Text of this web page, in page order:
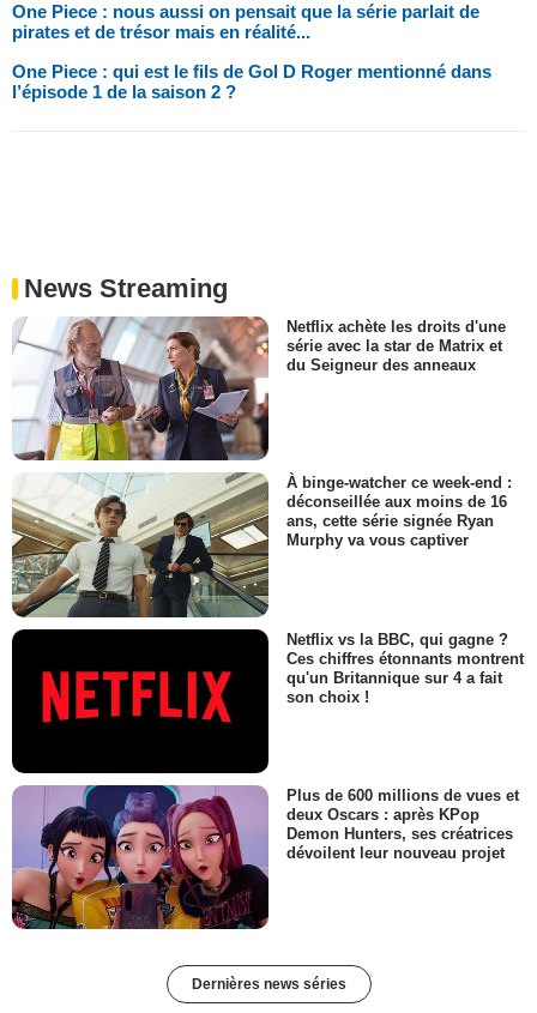
One Piece : nous aussi on pensait que la série parlait de
pirates et de trésor mais en réalité...
One Piece : qui est le fils de Gol D Roger mentionné dans
l’épisode 1 de la saison 2 ?
News Streaming
Netflix achète les droits d'une
série avec la star de Matrix et
du Seigneur des anneaux
À binge-watcher ce week-end :
déconseillée aux moins de 16
ans, cette série signée Ryan
Murphy va vous captiver
Netflix vs la BBC, qui gagne ?
Ces chiffres étonnants montrent
qu'un Britannique sur 4 a fait
son choix !
Plus de 600 millions de vues et
deux Oscars : après KPop
Demon Hunters, ses créatrices
dévoilent leur nouveau projet
Dernières news séries